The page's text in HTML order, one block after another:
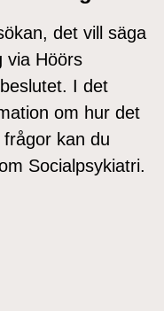
det vill säga
via Höörs
I det
om hur det
kan du
Socialpsykiatri.